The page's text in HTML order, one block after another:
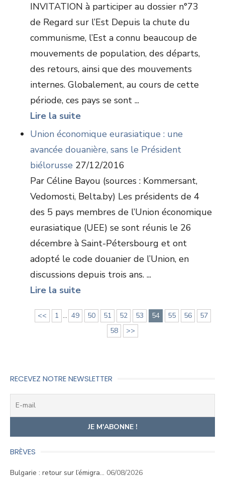
INVITATION à participer au dossier n°73
de Regard sur l’Est Depuis la chute du
communisme, l’Est a connu beaucoup de
mouvements de population, des départs,
des retours, ainsi que des mouvements
internes. Globalement, au cours de cette
période, ces pays se sont ...
Lire la suite
Union économique eurasiatique : une
avancée douanière, sans le Président
biélorusse 27/12/2016
Par Céline Bayou (sources : Kommersant,
Vedomosti, Belta.by) Les présidents de 4
des 5 pays membres de l’Union économique
eurasiatique (UEE) se sont réunis le 26
décembre à Saint-Pétersbourg et ont
adopté le code douanier de l’Union, en
discussions depuis trois ans. ...
Lire la suite
<< 1 ... 49 50 51 52 53 54 55 56
57
58
>>
RECEVEZ NOTRE NEWSLETTER
BRÈVES
Bulgarie : retour sur l’émigra… 06/08/2026